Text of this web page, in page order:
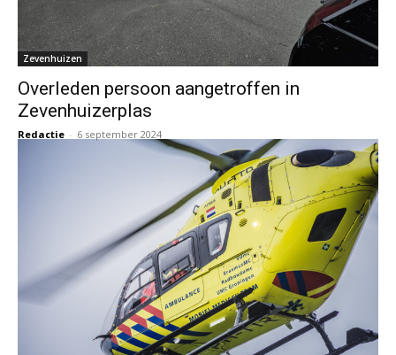
Zevenhuizen
Overleden persoon aangetroffen in
Zevenhuizerplas
Redactie - 6 september 2024